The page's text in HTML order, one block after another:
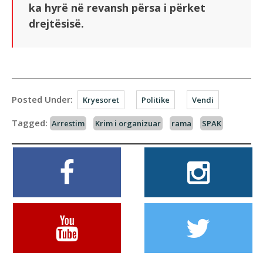
ka hyrë në revansh përsa i përket
drejtësisë.
Posted Under: Kryesoret Politike Vendi
Tagged: Arrestim Krim i organizuar rama SPAK